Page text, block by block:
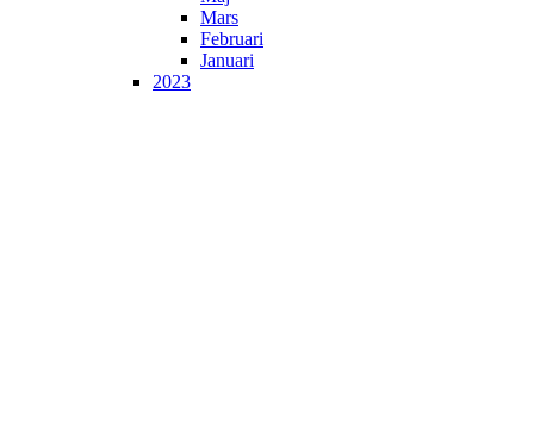
Mars
Februari
Januari
2023